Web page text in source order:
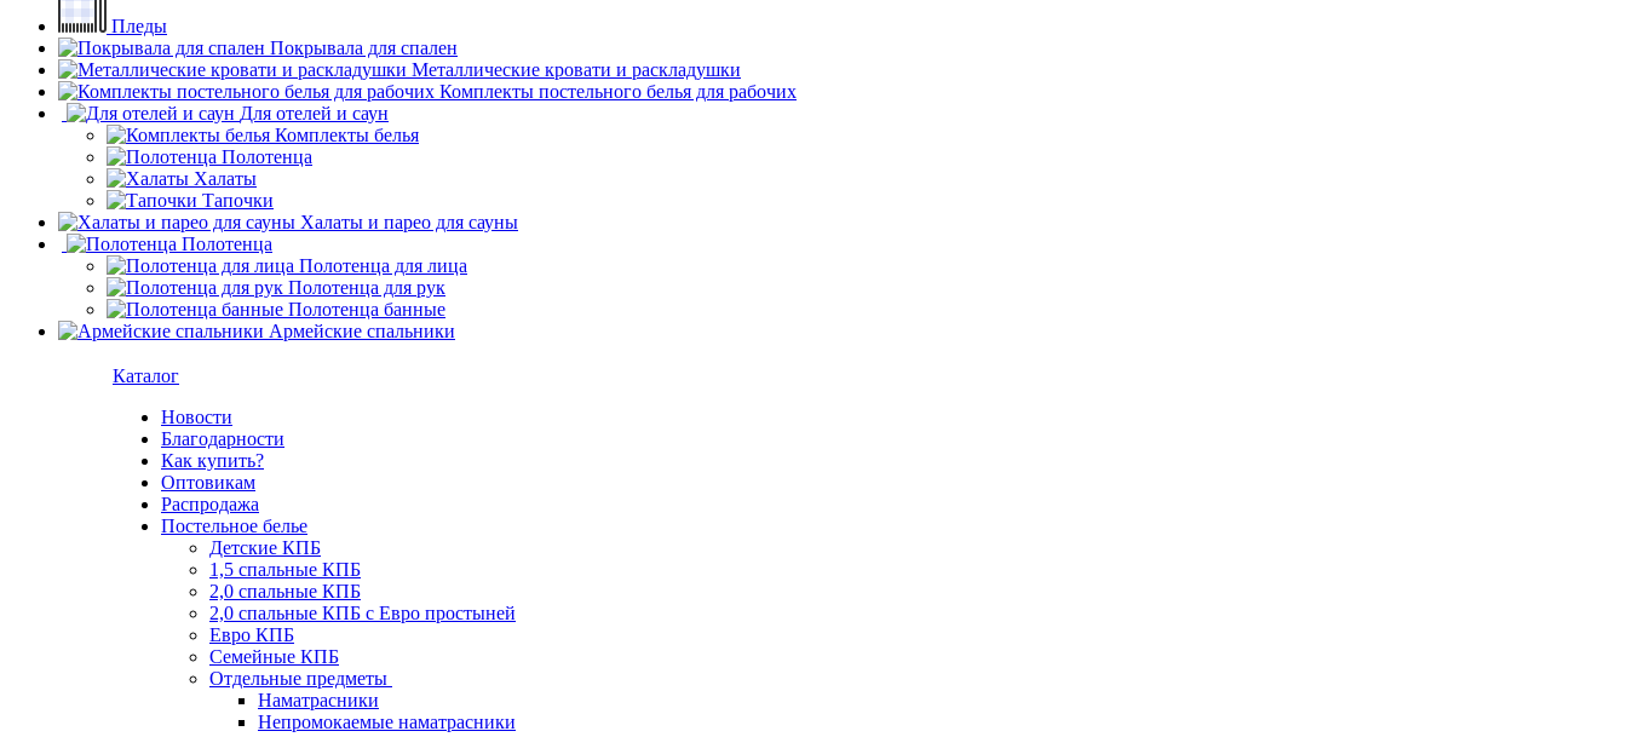
Пледы
Покрывала для спален
Металлические кровати и раскладушки
Комплекты постельного белья для рабочих
Для отелей и саун
Комплекты белья
Полотенца
Халаты
Тапочки
Халаты и парео для сауны
Полотенца
Полотенца для лица
Полотенца для рук
Полотенца банные
Армейские спальники
Каталог
Новости
Благодарности
Как купить?
Оптовикам
Распродажа
Постельное белье
Детские КПБ
1,5 спальные КПБ
2,0 спальные КПБ
2,0 спальные КПБ с Евро простыней
Евро КПБ
Семейные КПБ
Отдельные предметы
Наматрасники
Непромокаемые наматрасники